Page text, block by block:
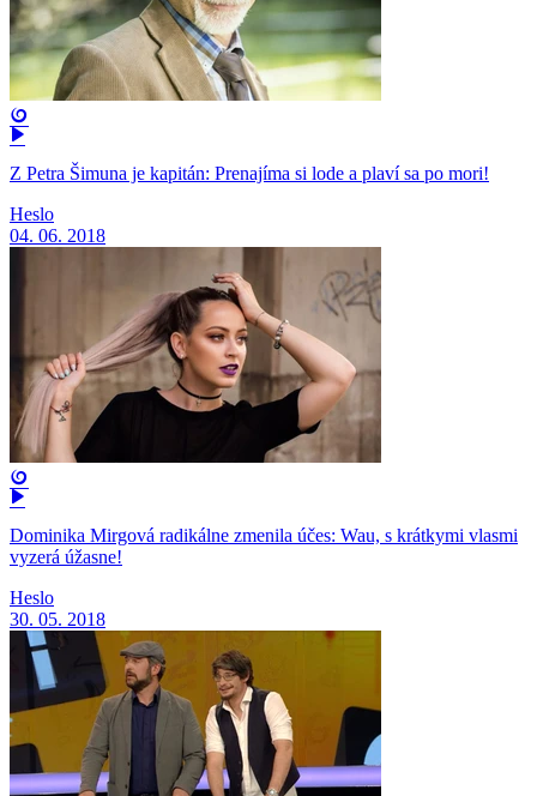
Z Petra Šimuna je kapitán: Prenajíma si lode a plaví sa po mori!
Heslo
04. 06. 2018
Dominika Mirgová radikálne zmenila účes: Wau, s krátkymi vlasmi
vyzerá úžasne!
Heslo
30. 05. 2018